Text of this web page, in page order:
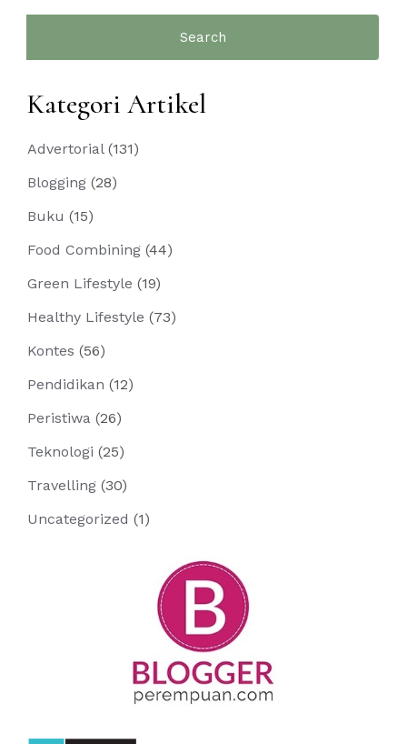
Kategori Artikel
Advertorial(131)
Blogging (28)
Buku (15)
Food Combining (44)
Green Lifestyle (19)
Healthy Lifestyle (73)
Kontes (56)
Pendidikan (12)
Peristiwa (26)
Teknologi (25)
Travelling (30)
Uncategorized (1)